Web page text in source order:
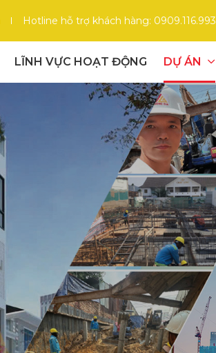
Hotline hỗ trợ khách hàng: 0909.116.993
LĨNH VỰC HOẠT ĐỘNG DỰ ÁN